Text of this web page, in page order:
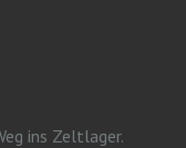
ins Zeltlager.